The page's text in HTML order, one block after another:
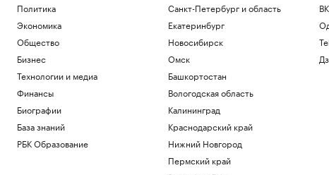
Политика
Экономика
Общество
Бизнес
Технологии и медиа
Финансы
Биографии
База знаний
РБК Образование
Санкт-Петербург и область
Екатеринбург
Новосибирск
Омск
Башкортостан
Вологодская область
Калининград
Краснодарский край
Нижний Новгород
Пермский край